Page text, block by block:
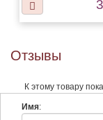
Отзывы
К этому товару
Имя: